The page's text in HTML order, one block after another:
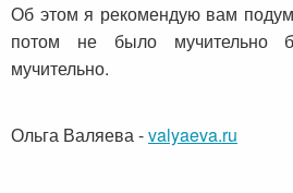
Об этом я рекомендую вам
потом не было мучительно
мучительно.
Ольга Валяева-valyaeva.ru